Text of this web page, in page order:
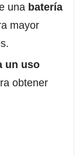
una batería
mayor
un uso
obtener